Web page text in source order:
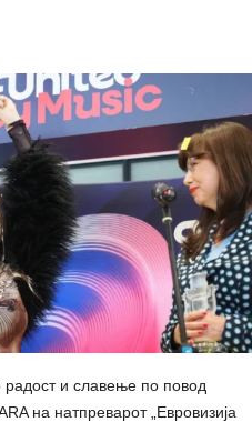
и славење по повод
на натпреварот „Евровизија